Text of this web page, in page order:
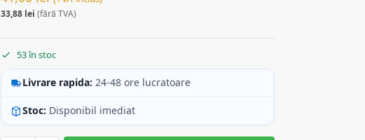
33,88 lei (fără TVA)
53 în stoc
Livrare rapida: 24-48 ore lucratoare
Stoc: Disponibil imediat